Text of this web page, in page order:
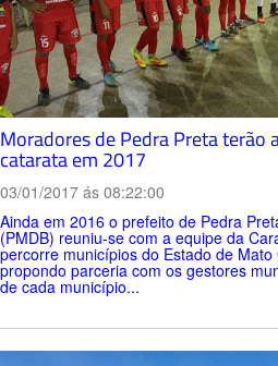
Moradores de Pedra Preta terão
catarata em 2017
03/01/2017 ás 08:22:00
Ainda em 2016 o prefeito de Pedra
(PMDB) reuniu-se com a equipe da
percorre municípios do Estado de
propondo parceria com os gestores
de cada município...